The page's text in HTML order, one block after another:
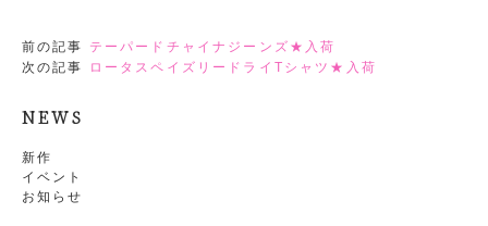
NEWS
新作
イベント
お知らせ
前の記事 テーパードチャイナジーンズ★入荷
次の記事 ロータスペイズリードライTシャツ★入荷